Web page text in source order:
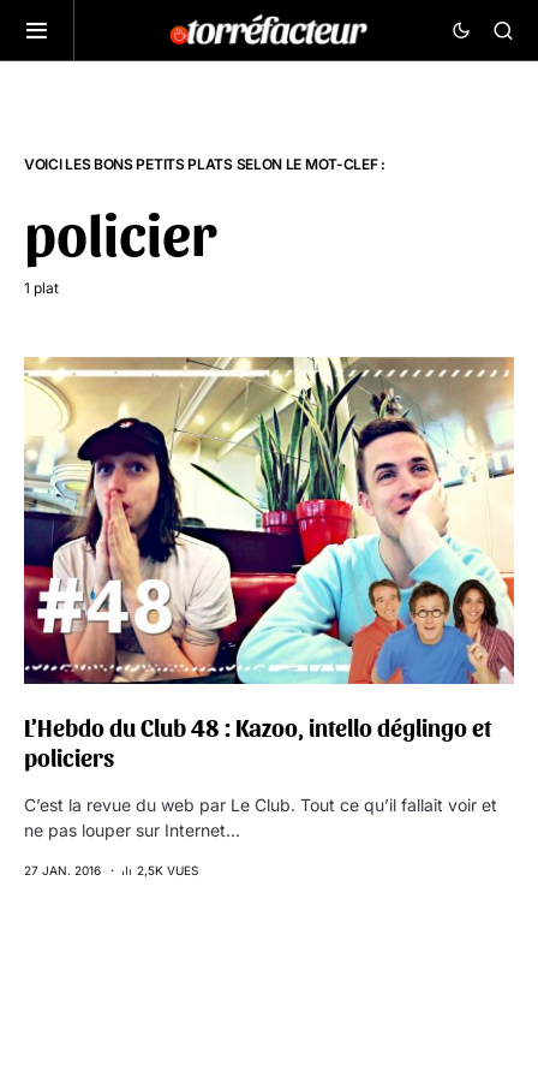
VOICI LES BONS PETITS PLATS SELON LE MOT-CLEF :
policier
1 plat
L’Hebdo du Club 48 : Kazoo, intello déglingo et
policiers
C’est la revue du web par Le Club. Tout ce qu’il fallait voir et
ne pas louper sur Internet…
27 JAN. 2016 2,5K VUES